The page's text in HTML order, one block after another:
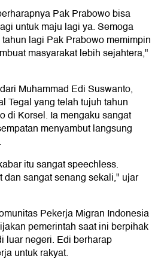
Pak Prabowo bisa
untuk maju lagi ya. Semoga
lagi Pak Prabowo memimpin
masyarakat lebih sejahtera,"
Muhammad Edi Suswanto,
Tegal yang telah tujuh tahun
di Korsel. Ia mengaku sangat
menyambut langsung
itu sangat speechless.
dan sangat senang sekali," ujar
Pekerja Migran Indonesia
pemerintah saat ini berpihak
luar negeri. Edi berharap
untuk rakyat.